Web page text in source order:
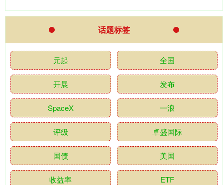
话题标签
元起 全国
开展 发布
SpaceX 一浪
评级 卓盛国际
国债 美国
收益率 ETF